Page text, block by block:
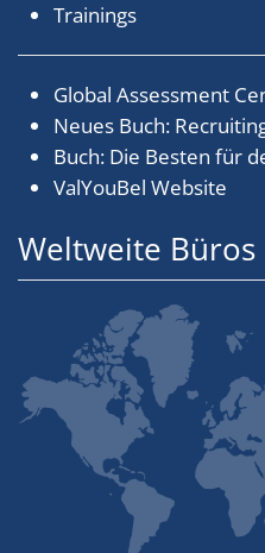
Trainings
Global Assessment
Neues Buch:
Buch: Die Besten für
ValYouBel Website
Weltweite Büros